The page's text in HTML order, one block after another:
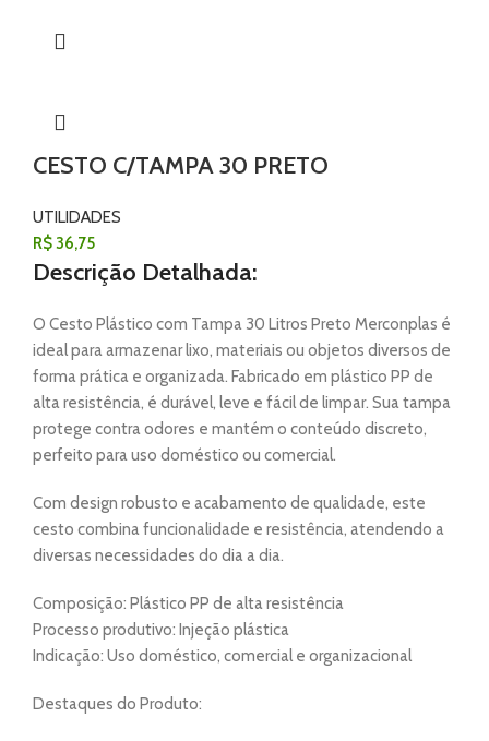
CESTO C/TAMPA 30 PRETO
UTILIDADES
R$36,75
Descrição Detalhada:
O Cesto Plástico com Tampa 30 Litros Preto Merconplas é
ideal para armazenar lixo, materiais ou objetos diversos de
forma prática e organizada. Fabricado em plástico PP de
alta resistência, é durável, leve e fácil de limpar. Sua tampa
protege contra odores e mantém o conteúdo discreto,
perfeito para uso doméstico ou comercial.
Com design robusto e acabamento de qualidade, este
cesto combina funcionalidade e resistência, atendendo a
diversas necessidades do dia a dia.
Composição: Plástico PP de alta resistência
Processo produtivo: Injeção plástica
Indicação: Uso doméstico, comercial e organizacional
Destaques do Produto: